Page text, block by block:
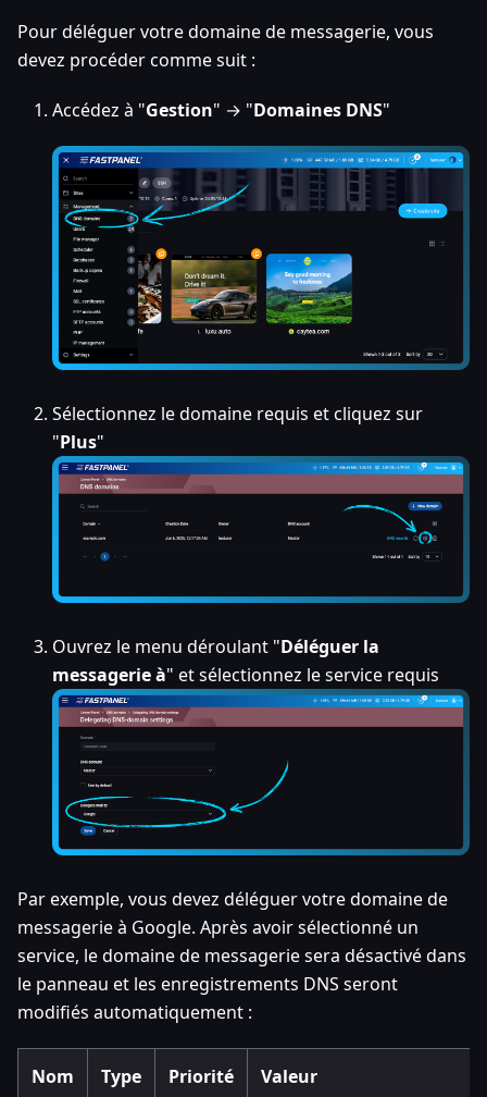
Pour déléguer votre domaine de messagerie, vous
devez procéder comme suit :
Accédez à "Gestion" → "Domaines DNS"
Sélectionnez le domaine requis et cliquez sur
"Plus"
Ouvrez le menu déroulant "Déléguer la
messagerie à" et sélectionnez le service requis
Par exemple, vous devez déléguer votre domaine de
messagerie à Google. Après avoir sélectionné un
service, le domaine de messagerie sera désactivé dans
le panneau et les enregistrements DNS seront
modifiés automatiquement :
Nom Type Priorité Valeur